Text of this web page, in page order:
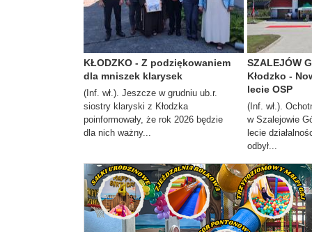
KŁODZKO - Z podziękowaniem
dla mniszek klarysek
(Inf. wł.). Jeszcze w grudniu ub.r.
siostry klaryski z Kłodzka
poinformowały, że rok 2026 będzie
dla nich ważny...
SZALEJÓW
Kłodzko -
lecie OSP
(Inf. wł.).
w Szalejowie
lecie
odbył...